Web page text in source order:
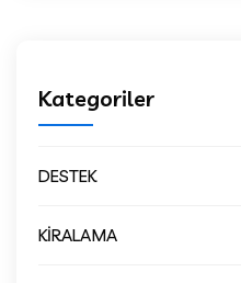
Kategoriler
DESTEK
KİRALAMA